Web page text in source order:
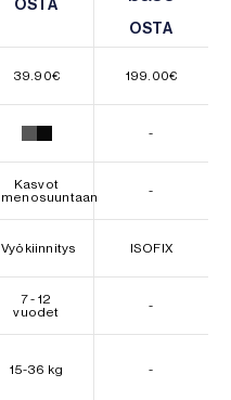
OSTA
OSTA
OSTA
39.90€ 199.00€
-
Kasvot
menosuuntaan
-
Vyökiinnitys ISOFIX
7 - 12
vuodet
-
15-36 kg -